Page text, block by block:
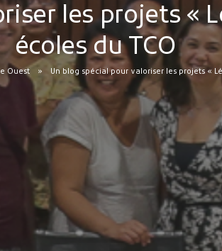
les projets «
écoles du TCO
Ouest Un blog spécial pour valoriser les projets «